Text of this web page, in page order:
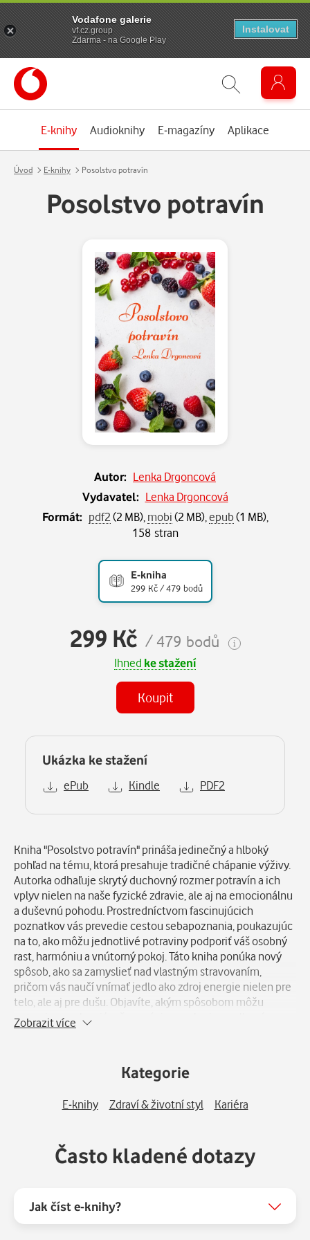
E-knihy Audioknihy E-magazíny Aplikace
Úvod E-knihy Posolstvo potravín
Posolstvo potravín
Autor: Lenka Drgoncová
Vydavatel: Lenka Drgoncová
Formát: pdf2(2 MB), mobi(2 MB), epub(1 MB),
158 stran
E-kniha
299 Kč / 479 bodů
299 Kč / 479 bodů
Ihned ke stažení
Koupit
Ukázka ke stažení
ePub Kindle PDF2
Popis
Kniha "Posolstvo potravín" prináša jedinečný a hlboký
pohľad na tému, ktorá presahuje tradičné chápanie výživy.
Autorka odhaľuje skrytý duchovný rozmer potravín a ich
vplyv nielen na naše fyzické zdravie, ale aj na emocionálnu
a duševnú pohodu. Prostredníctvom fascinujúcich
poznatkov vás prevedie cestou sebapoznania, poukazujúc
na to, ako môžu jednotlivé potraviny podporiť váš osobný
rast, harmóniu a vnútorný pokoj. Táto kniha ponúka nový
spôsob, ako sa zamyslieť nad vlastným stravovaním,
pričom vás naučí vnímať jedlo ako zdroj energie nielen pre
telo, ale aj pre dušu. Objavíte, akým spôsobom môžu
potraviny ovplyvniť vaše emócie, myslenie a celkovú
životnú pohodu. "Posolstvo potravín" nie je len o jedle – je
žijeme. Tento inšpiratívny titul je určený pre každého, kto
bytia a nový pohľad na každodenné stravovanie. Nechajte
Zobrazit více
Kategorie
E-knihy Zdraví & životní styl Kariéra
Často kladené dotazy
Jak číst e-knihy?
Vodafone galerie
vf.cz.group
Zdarma - na Google Play
Instalovat